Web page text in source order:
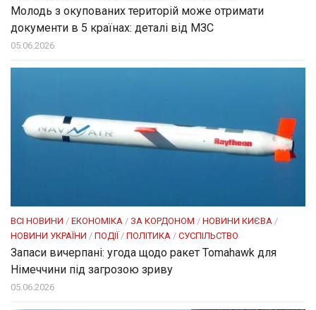
Молодь з окупованих територій може отримати
документи в 5 країнах: деталі від МЗС
05.06.2026
ВСІ НОВИНИ / ЕКОНОМІКА / ЗА КОРДОНОМ / НОВИНИ КИЄВА /
НОВИНИ УКРАЇНИ / ПОДІЇ/ ПОЛІТИКА / СУСПІЛЬСТВО
Запаси вичерпані: угода щодо ракет Tomahawk для
Німеччини під загрозою зриву
05.06.2026